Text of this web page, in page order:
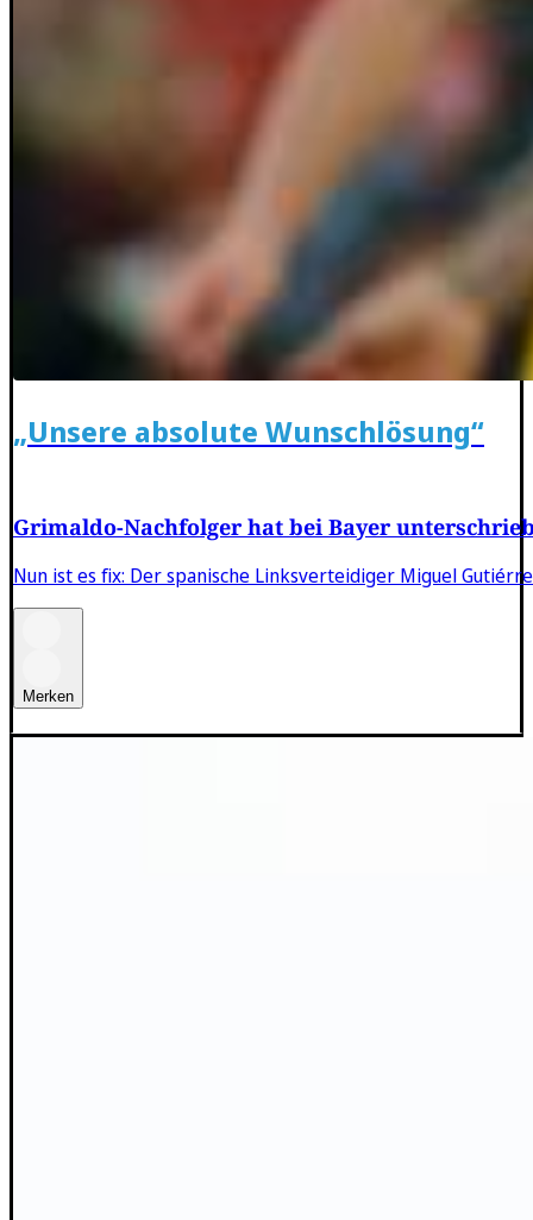
„Unsere absolute Wunschlösung“
Grimaldo-Nachfolger hat bei Bayer
Nun ist es fix: Der spanische Linksverteidiger Miguel
Merken